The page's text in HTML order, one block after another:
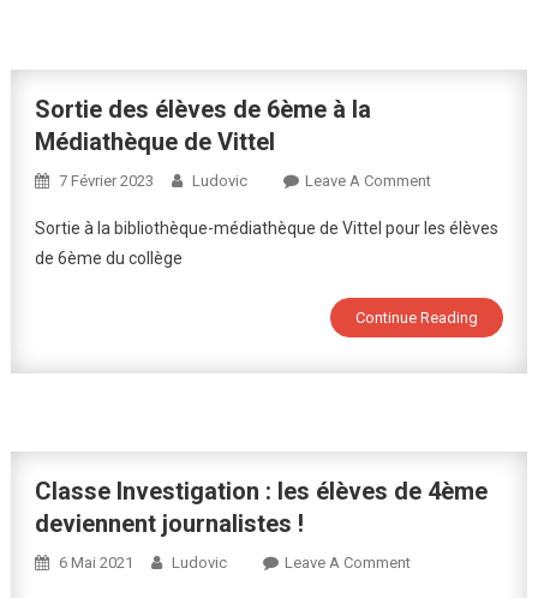
Sortie des élèves de 6ème à la
Médiathèque de Vittel
7 Février 2023 Ludovic Leave A CommentOn
Des
6ème
Sortie à la bibliothèque-médiathèque de Vittel pour les élèves
de 6ème du collège
Continue Reading
Classe Investigation : les élèves de 4ème
deviennent journalistes !
6 Mai 2021 Ludovic Leave A CommentOn